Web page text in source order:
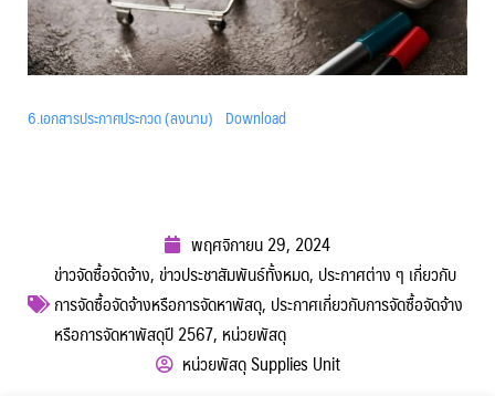
6.เอกสารประกาศประกวด (ลงนาม) Download
พฤศจิกายน 29, 2024
ข่าวจัดซื้อจัดจ้าง,ข่าวประชาสัมพันธ์ทั้งหมด, ประกาศต่าง ๆ เกี่ยวกับ
การจัดซื้อจัดจ้างหรือการจัดหาพัสดุ, ประกาศเกี่ยวกับการจัดซื้อจัดจ้าง
หรือการจัดหาพัสดุปี 2567, หน่วยพัสดุ
หน่วยพัสดุ Supplies Unit